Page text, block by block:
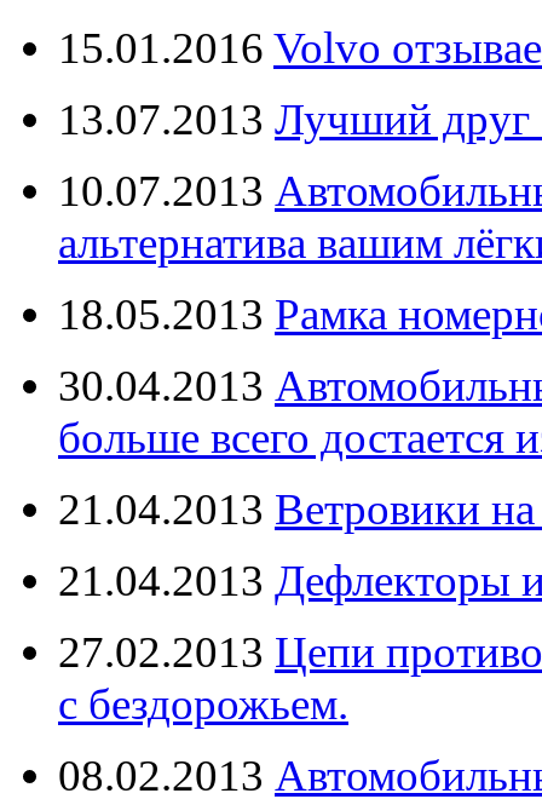
15.01.2016 Volvo
13.07.2013 Лучший друг
10.07.2013
альтернатива вашим
18.05.2013 Рамка
30.04.2013
больше всего достается
21.04.2013 Ветровики
21.04.2013 Дефлекторы
27.02.2013 Цепи
с бездорожьем.
08.02.2013